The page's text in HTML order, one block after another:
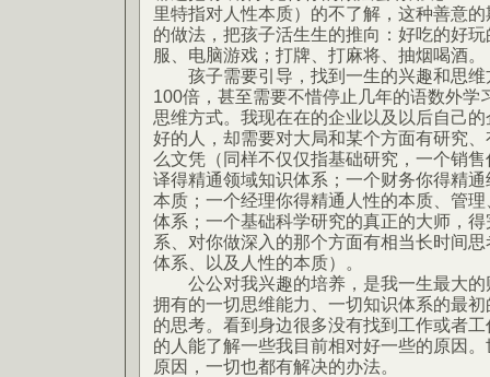
里特指对人性本质）的不了解，这种善意
的做法，把孩子活生生的推向：好吃的好
服、电脑游戏；打牌、打麻将、抽烟喝酒。
孩子需要引导，找到一生的兴趣和思维
100倍，甚至需要不惜停止几年的语数外学
思维方式。我现在在的企业以及以后自己
好的人，却需要对大局和某个方面有研究
么文凭（同样不仅仅指基础研究，一个销
译得精通领域知识体系；一个财务你得精
本质；一个经理你得精通人性的本质、管
体系；一个基础科学研究的真正的大师，
系、对你做深入的那个方面有相当长时间
体系、以及人性的本质）。
公公对我兴趣的培养，是我一生最大的
拥有的一切思维能力、一切知识体系的最
的思考。看到身边很多没有找到工作或者
的人能了解一些我目前相对好一些的原因。
原因，一切也都有解决的办法。